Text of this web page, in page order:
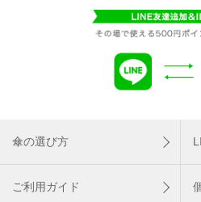
傘の選び方
ご利用ガイド